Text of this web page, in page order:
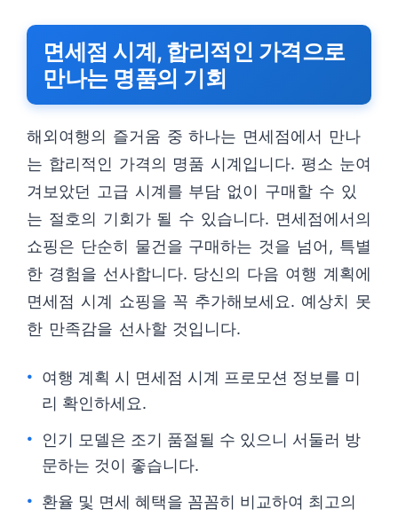
면세점 시계, 합리적인 가격으로
만나는 명품의 기회
해외여행의 즐거움 중 하나는 면세점에서 만나
는 합리적인 가격의 명품 시계입니다. 평소 눈여
겨보았던 고급 시계를 부담 없이 구매할 수 있
는 절호의 기회가 될 수 있습니다. 면세점에서의
쇼핑은 단순히 물건을 구매하는 것을 넘어, 특별
한 경험을 선사합니다. 당신의 다음 여행 계획에
면세점 시계 쇼핑을 꼭 추가해보세요. 예상치 못
한 만족감을 선사할 것입니다.
여행 계획 시 면세점 시계 프로모션 정보를 미
리 확인하세요.
인기 모델은 조기 품절될 수 있으니 서둘러 방
문하는 것이 좋습니다.
환율 및 면세 혜택을 꼼꼼히 비교하여 최고의